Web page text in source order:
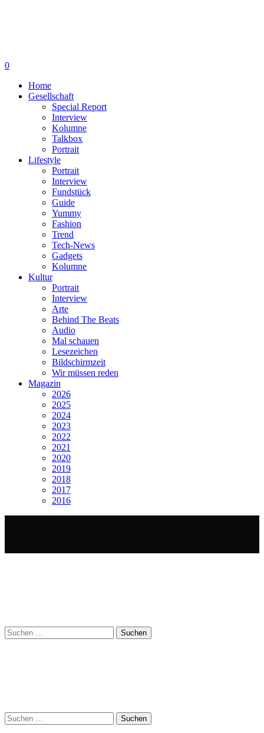
0
Home
Gesellschaft
Special Report
Interview
Kolumne
Talkbox
Portrait
Lifestyle
Portrait
Interview
Fundstück
Guide
Yummy
Fashion
Trend
Tech-News
Gadgets
Kolumne
Kultur
Portrait
Interview
Arte
Behind The Beats
Audio
Mal schauen
Lesezeichen
Bildschirmzeit
Wir müssen reden
Magazin
2026
2025
2024
2023
2022
2021
2020
2019
2018
2017
2016
Suchen
nach:
Suchen
nach: